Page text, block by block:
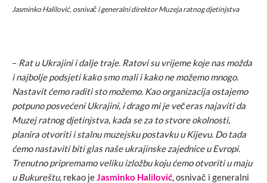
Jasminko Halilović, osnivač i generalni direktor Muzeja ratnog djetinjstva
– Rat u Ukrajini i dalje traje. Ratovi su vrijeme koje nas možda
i najbolje podsjeti kako smo mali i kako ne možemo mnogo.
Nastavit ćemo raditi sto možemo. Kao organizacija ostajemo
potpuno posvećeni Ukrajini, i drago mi je večeras najaviti da
Muzej ratnog djetinjstva, kada se za to stvore okolnosti,
planira otvoriti i stalnu muzejsku postavku u Kijevu. Do tada
ćemo nastaviti biti glas naše ukrajinske zajednice u Evropi.
Trenutno pripremamo veliku izložbu koju ćemo otvoriti u maju
u Bukureštu, rekao jeJasminko Halilović, osnivač i generalni